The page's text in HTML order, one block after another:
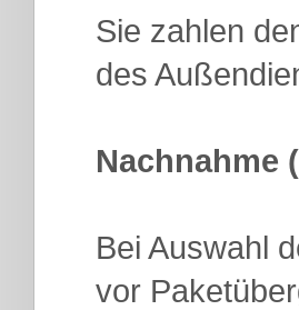
Sie zahlen
des
Nachnahme
Bei Auswahl
vor